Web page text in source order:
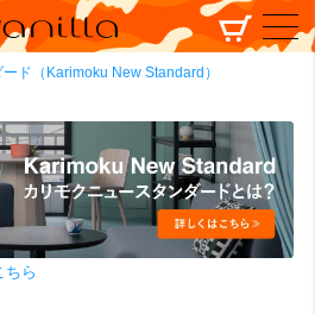
ド（Karimoku New Standard）
ちら